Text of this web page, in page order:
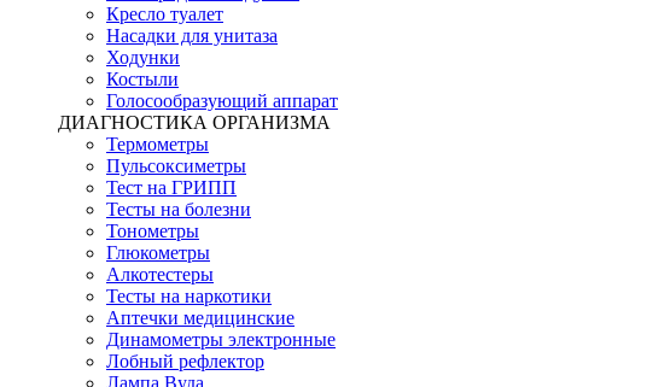
Кресло туалет
Насадки для унитаза
Ходунки
Костыли
Голосообразующий аппарат
ДИАГНОСТИКА ОРГАНИЗМА
Термометры
Пульсоксиметры
Тест на ГРИПП
Тесты на болезни
Тонометры
Глюкометры
Алкотестеры
Тесты на наркотики
Аптечки медицинские
Динамометры электронные
Лобный рефлектор
Лампа Вуда